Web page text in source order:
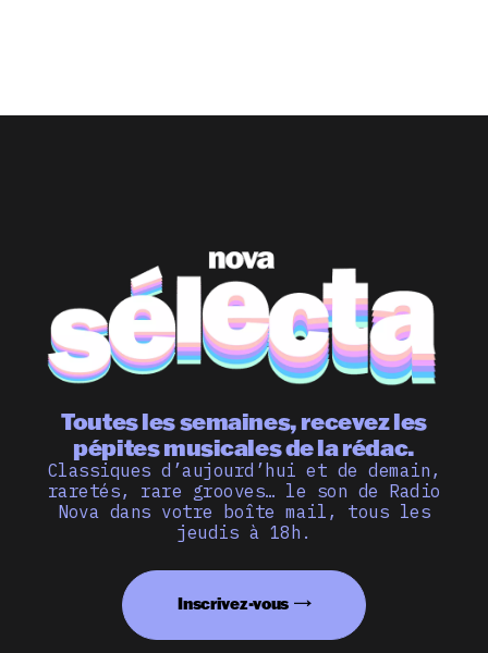
Toutes les semaines, recevez les
pépites musicales de la rédac.
Classiques d’aujourd’hui et de demain,
raretés, rare grooves… le son de Radio
Nova dans votre boîte mail, tous les
jeudis à 18h.
Inscrivez-vous